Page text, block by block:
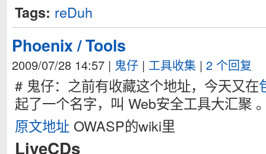
Tags: reDuh
Phoenix / Tools
2009/07/28 14:57 | 鬼仔 | 工具收集 | 2 个回复
# 鬼仔：之前有收藏这个地址，今天又在
起了一个名字，叫 Web安全工具大汇聚
原文地址 OWASP的wiki里
LiveCDs